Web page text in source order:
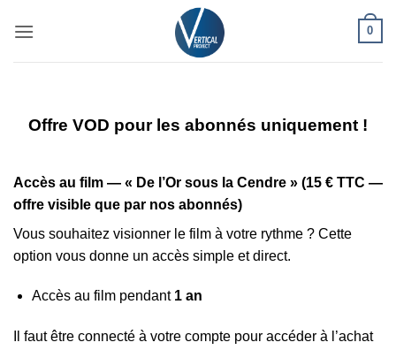
0
Offre VOD pour les abonnés uniquement !
Accès au film — « De l’Or sous la Cendre » (15 € TTC —
offre visible que par nos abonnés)
Vous souhaitez visionner le film à votre rythme ? Cette
option vous donne un accès simple et direct.
Accès au film pendant 1 an
Il faut être connecté à votre compte pour accéder à l’achat